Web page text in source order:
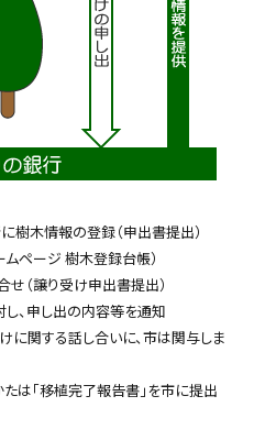
樹木情報の登録（申出書提出）
ページ 樹木登録台帳）
（譲り受け申出書提出）
、申し出の内容等を通知
に関する話し合いに、市は関与しま
は「移植完了報告書」を市に提出